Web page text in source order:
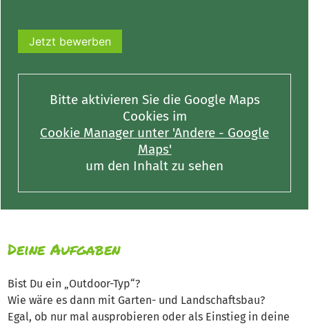
Jetzt bewerben
Bitte aktivieren Sie die Google Maps
Cookies im
Cookie Manager unter 'Andere - Google
Maps'
um den Inhalt zu sehen
Deine Aufgaben
Bist Du ein „Outdoor-Typ“?
Wie wäre es dann mit Garten- und Landschaftsbau?
Egal, ob nur mal ausprobieren oder als Einstieg in deine